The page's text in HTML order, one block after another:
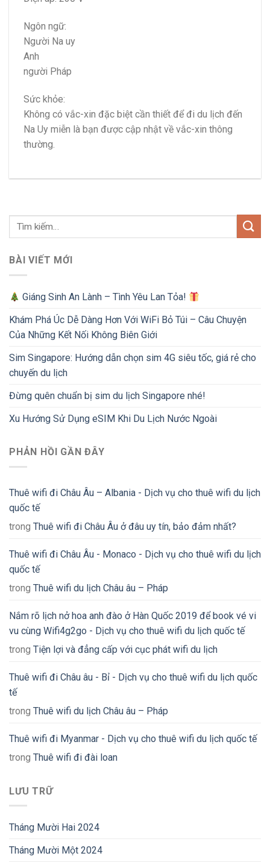
Ngôn ngữ:
Người Na uy
Anh
người Pháp
Sức khỏe:
Không có vắc-xin đặc biệt cần thiết để đi du lịch đến
Na Uy miễn là bạn được cập nhật về vắc-xin thông
thường.
BÀI VIẾT MỚI
Giáng Sinh An Lành – Tình Yêu Lan Tỏa!
Khám Phá Úc Dễ Dàng Hơn Với WiFi Bỏ Túi – Câu Chuyện
Của Những Kết Nối Không Biên Giới
Sim Singapore: Hướng dẫn chọn sim 4G siêu tốc, giá rẻ cho
chuyến du lịch
Đừng quên chuẩn bị sim du lịch Singapore nhé!
Xu Hướng Sử Dụng eSIM Khi Du Lịch Nước Ngoài
PHẢN HỒI GẦN ĐÂY
Thuê wifi đi Châu Âu – Albania - Dịch vụ cho thuê wifi du lịch
quốc tế
trong Thuê wifi đi Châu Âu ở đâu uy tín, bảo đảm nhất?
Thuê wifi đi Châu Âu - Monaco - Dịch vụ cho thuê wifi du lịch
quốc tế
trong Thuê wifi du lịch Châu âu – Pháp
Nắm rõ lịch nở hoa anh đào ở Hàn Quốc 2019 để book vé vi
vu cùng Wifi4g2go - Dịch vụ cho thuê wifi du lịch quốc tế
trong Tiện lợi và đẳng cấp với cục phát wifi du lịch
Thuê wifi đi Châu âu - Bỉ - Dịch vụ cho thuê wifi du lịch quốc
tế
trong Thuê wifi du lịch Châu âu – Pháp
Thuê wifi đi Myanmar - Dịch vụ cho thuê wifi du lịch quốc tế
trong Thuê wifi đi đài loan
LƯU TRỮ
Tháng Mười Hai 2024
Tháng Mười Một 2024